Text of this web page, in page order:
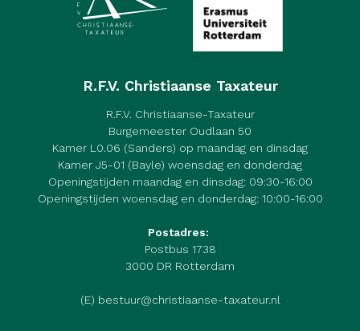
R.F.V. Christiaanse Taxateur
R.F.V. Christiaanse-Taxateur
Burgemeester Oudlaan 50
Kamer L0.06 (Sanders) op maandag en dinsdag
Kamer J5-01 (Bayle) woensdag en donderdag
Openingstijden maandag en dinsdag: 09:30-16:00
Openingstijden woensdag en donderdag: 10:00-16:00
Postadres:
Postbus 1738
3000 DR Rotterdam
(E) bestuur@christiaanse-taxateur.nl